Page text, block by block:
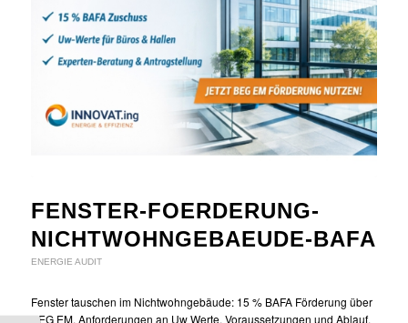
FENSTER-FOERDERUNG-
NICHTWOHNGEBAEUDE-BAFA
ENERGIE AUDIT
Fenster tauschen im Nichtwohngebäude: 15 % BAFA Förderung über
BEG EM. Anforderungen an Uw Werte, Voraussetzungen und Ablauf.